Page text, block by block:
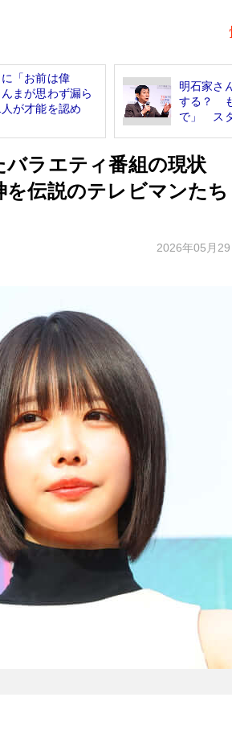
「お前は偉
まが思わず漏ら
が才能を認め
明石家さ
する？
で」 スタ
バラエティ番組の現状
伝説のテレビマンたち
2026年05月29